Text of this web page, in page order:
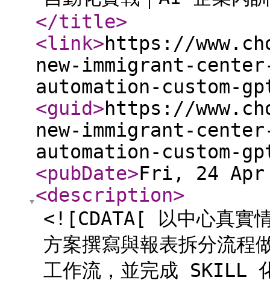
</title>
<link>https://
new-immigrant-
automation-custom-
<guid>https://
new-immigrant-
automation-custom-
<pubDate>Fri, 24 Apr
<description>
<![CDATA[ 以中心真實
方案撰寫與報表拆分流
工作流，並完成 SKILL